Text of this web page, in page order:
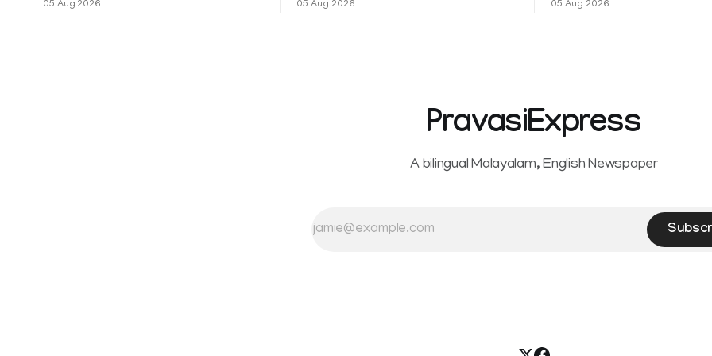
ബെൽ ജാർ' എന്ന ചിത്രത്തി
05 Aug 2026
തുടരുന്നു. സീ5-ൽ
05 Aug 2026
വിറയലാണ്. മഴ ഒരുകാലത്ത്
05 Aug 2026
PravasiExpress
A bilingual Malayalam, English Newspaper